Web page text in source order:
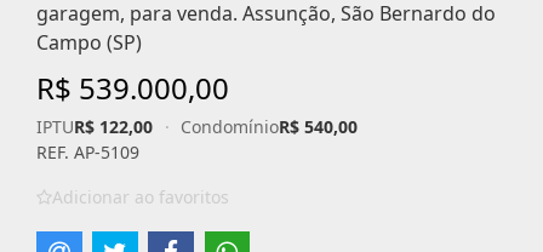
garagem, para venda. Assunção, São Bernardo do
Campo (SP)
R$ 539.000,00
IPTUR$ 122,00 · CondomínioR$ 540,00
REF. AP-5109
Adicionar ao favoritos